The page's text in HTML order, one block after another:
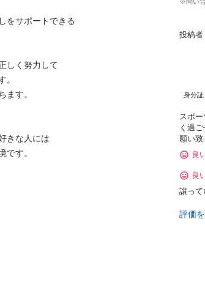
をサポートできる
しく努力して
。
ます。
きな人には
です。
投稿者
身分証
スポ
く過
願い
良
良
譲って
評価